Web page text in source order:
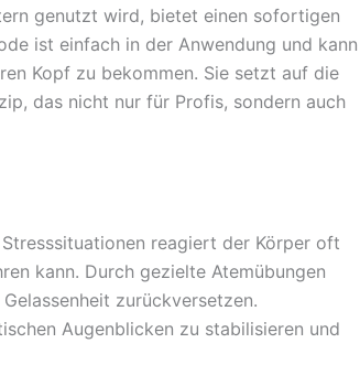
genutzt wird, bietet einen sofortigen
ist einfach in der Anwendung und kann
Kopf zu bekommen. Sie setzt auf die
das nicht nur für Profis, sondern auch
reagiert der Körper oft
kann. Durch gezielte Atemübungen
zurückversetzen.
Augenblicken zu stabilisieren und